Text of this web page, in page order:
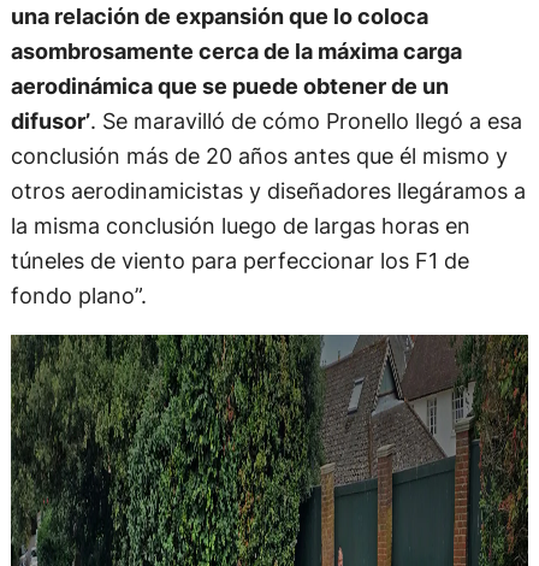
una relación de expansión que lo coloca
asombrosamente cerca de la máxima carga
aerodinámica que se puede obtener de un
difusor’. Se maravilló de cómo Pronello llegó a esa
conclusión más de 20 años antes que él mismo y
otros aerodinamicistas y diseñadores llegáramos a
la misma conclusión luego de largas horas en
túneles de viento para perfeccionar los F1 de
fondo plano”.